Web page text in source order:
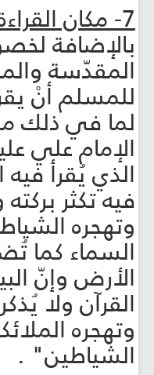
7- مكان القراءة:
بالإضافة
المقدّسة
للمسلم أنْ
لما في ذلك
الإمام علي
الذي يُقرأ فيه
فيه تكثر
وتهجره
السماء كما
الأرض وإنّ
القرآن ولا
وتهجره
الشياطين" .